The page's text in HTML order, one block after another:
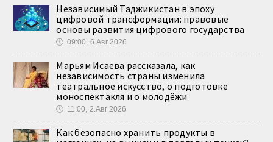
Независимый Таджикистан в эпоху
цифровой трансформации: правовые
основы развития цифрового государства
🕔 09:00, 6.Авг 2026
Марьям Исаева рассказала, как
независимость страны изменила
театральное искусство, о подготовке
моноспектакля и о молодёжи
🕔 11:00, 2.Авг 2026
Как безопасно хранить продукты в